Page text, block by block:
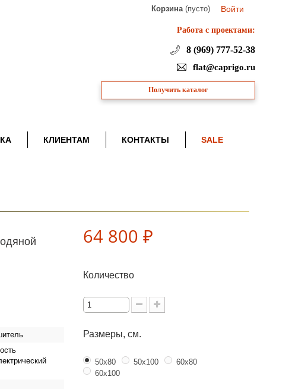
Войти
Корзина (пусто)
Работа с проектами:
8 (969) 777-52-38
flat@caprigo.ru
Получить каталог
КЛИЕНТАМ КОНТАКТЫ SALE
64 800 ₽
Количество
Размеры, см.
50х80 50х100
60х80
60х100